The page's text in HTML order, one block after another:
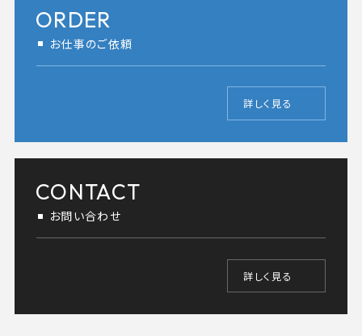
ORDER
お仕事のご依頼
詳しく見る
CONTACT
お問い合わせ
詳しく見る